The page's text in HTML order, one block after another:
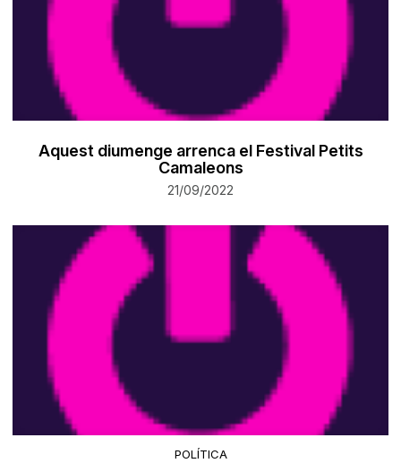
Aquest diumenge arrenca el Festival Petits
Camaleons
21/09/2022
POLÍTICA